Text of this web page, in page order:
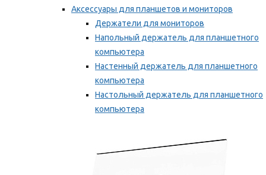
Аксессуары для планшетов и мониторов
Держатели для мониторов
Напольный держатель для планшетного
компьютера
Настенный держатель для планшетного
компьютера
Настольный держатель для планшетного
компьютера